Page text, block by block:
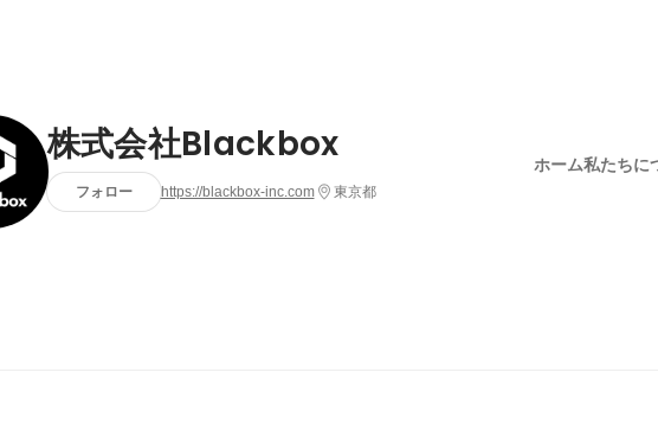
株式会社Blackbox
フォロー https://blackbox-inc.com 東京都
ホーム私たちに